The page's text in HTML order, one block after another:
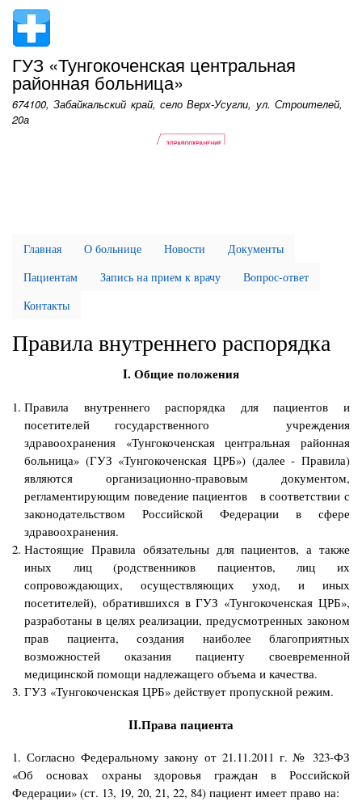
содержанию
ГУЗ «Тунгокоченская центральная
районная больница»
674100, Забайкальский край, село Верх-Усугли, ул. Строителей,
20а
Главная О больнице Новости
Документы
Пациентам
Запись на прием к врачу
Вопрос-ответ
Контакты
Правила внутреннего распорядка
I. Общие положения
Правила внутреннего распорядка для пациентов и
посетителей государственного учреждения
здравоохранения «Тунгокоченская центральная районная
больница» (ГУЗ «Тунгокоченская ЦРБ») (далее - Правила)
являются организационно-правовым документом,
регламентирующим поведение пациентов в соответствии с
законодательством Российской Федерации в сфере
здравоохранения.
Настоящие Правила обязательны для пациентов, а также
иных лиц (родственников пациентов, лиц их
сопровождающих, осуществляющих уход, и иных
посетителей), обратившихся в ГУЗ «Тунгокоченская ЦРБ»,
разработаны в целях реализации, предусмотренных законом
прав пациента, создания наиболее благоприятных
возможностей оказания пациенту своевременной
медицинской помощи надлежащего объема и качества.
ГУЗ «Тунгокоченская ЦРБ» действует пропускной режим.
II.Права пациента
1. Согласно Федеральному закону от 21.11.2011 г. № 323-ФЗ
«Об основах охраны здоровья граждан в Российской
Федерации» (ст. 13, 19, 20, 21, 22, 84) пациент имеет право на: